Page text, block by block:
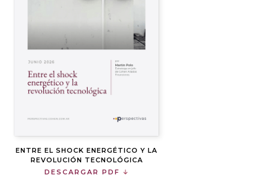
ENTRE EL SHOCK ENERGÉTICO Y LA
REVOLUCIÓN TECNOLÓGICA
DESCARGAR PDF